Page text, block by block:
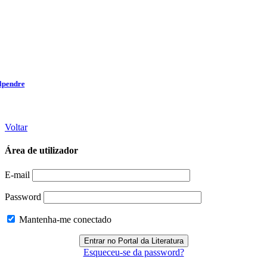
Voltar
Área de utilizador
E-mail
Password
Mantenha-me conectado
Esqueceu-se da password?